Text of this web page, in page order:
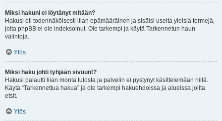
Miksi hakuni ei löytänyt mitään?
Hakusi oli todennäköisesti liian epämääräinen ja sisälsi useita yleisiä termejä,
joita phpBB ei ole indeksoinut. Ole tarkempi ja käytä Tarkennetun haun
valintoja.
Ylös
Miksi haku johti tyhjään sivuun!?
Hakusi palautti liian monta tulosta ja palvelin ei pystynyt käsittelemään niitä.
Käytä “Tarkennettua hakua” ja ole tarkempi hakuehdoissa ja alueissa joilta
etsit.
Ylös